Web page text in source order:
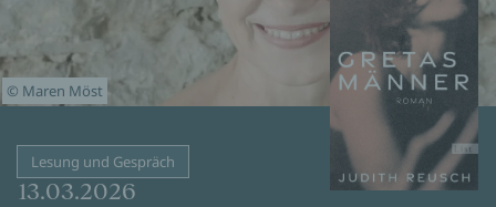
© Maren Möst
Lesung und Gespräch
13.03.2026